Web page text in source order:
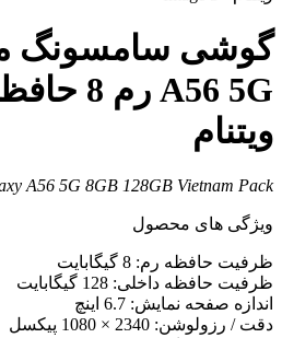
A56 5G 8GB 128GB Vietnam
های محصول
حافظه رم: 8 گیگابایت
حافظه داخلی: 128 گیگابایت
صفحه نمایش: 6.7 اینچ
/ رزولوشن: 2340 × 1080 پیکسل